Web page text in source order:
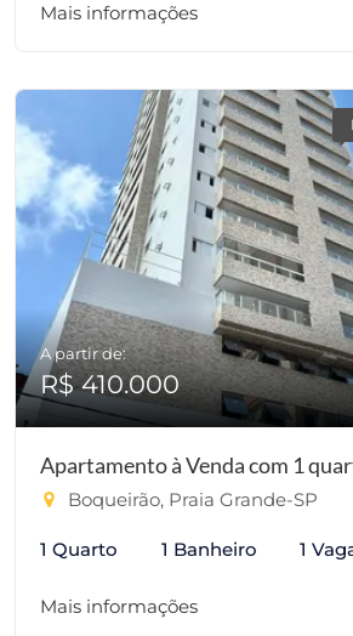
Mais informações
A partir de:
R$ 410.000
Apartamento à Venda com 1
Boqueirão, Praia Grande-SP
1 Quarto 1 Banheiro 1
Mais informações